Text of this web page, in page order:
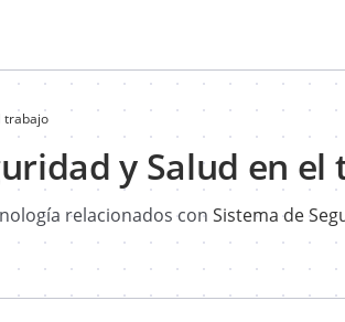
trabajo
y Salud en
relacionados con Sistema de